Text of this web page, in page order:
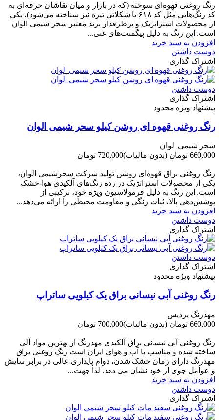
رنگ روغنی قهوه‌ای سوخته (که در بازار و میان نقاشان حرفه‌ای به
کد رنگ‌هایی مثل کد ۶۱۸ یا شکلاتی تیره نیز شناخته می‌شود)، یکی
از محصولات استراتژیک و پرطرفدار برند معتبر سحر شیمی الوان
است. این رنگ به دلیل پیگمنت‌های غنی...
افزودن به سبد خرید
دوست داشتن
اشتراک گذاری
دوست داشتن
اشتراک گذاری
پیشنهاد ویژه محدود
رنگ روغنی قهوه ای روشن کیلو سحر شیمی الوان
سحر شیمی الوان
660,000 تومان
(بدون مالیات)720,000 تومان
رنگ روغنی براق قهوه‌ای روشن تولید شرکت سحرشیمی الوان،
یکی از محصولات استراتژیک در رده رنگ‌های آلکیدی هوا-خشک
است. این رنگ به دلیل فرمولاسیون ویژه خود، ترکیبی از
پوشش‌دهی بالا، ثبات رنگی و مقاومت محیطی را ارائه می‌دهد...
افزودن به سبد خرید
دوست داشتن
اشتراک گذاری
دوست داشتن
اشتراک گذاری
پیشنهاد ویژه محدود
رنگ روغنی آبی نیسانی براق یک کیلویی ساتراپ
مهدرنگ پردیس
660,000 تومان
(بدون مالیات)700,000 تومان
رنگ روغنی آبی نیسانی براق آلکیدی مهدرنگ از بهترین مواد آلی
ساخته شده و مناسب با آب و هوای ایران است رنگ روغنی براق
مهدرنگ دارای زﻣﺎن ﺧﺸﮏ ﺷﺪن، دوام ﭘﺎﯾﺪاری عالی در ﺑﺮاﺑﺮ ﺳﺎﯾﺶ
و ﻋﻮاﻣﻞ ﺟﻮی از ﺧﻮد ﻧﺸﺎن ﻣﯽ دﻫﺪ. ﻟﺬا ﺟﻬﺖ...
افزودن به سبد خرید
دوست داشتن
اشتراک گذاری